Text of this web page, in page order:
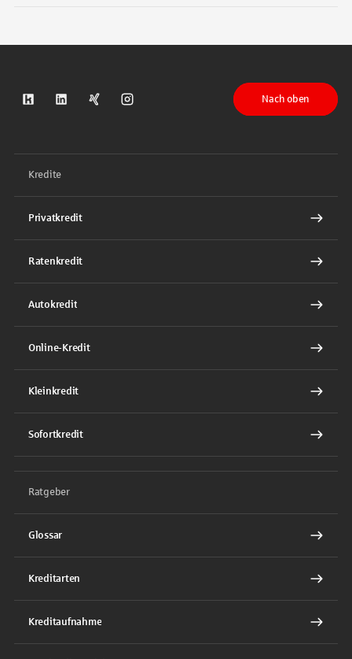
S-Kreditpartner auf Kununu
S-Kreditpartner auf LinkedIn
S-Kreditpartner auf Xing
S-Kreditpartner auf Instagram
Nach oben
Kredite
Privatkredit
Ratenkredit
Autokredit
Online-Kredit
Kleinkredit
Sofortkredit
Ratgeber
Glossar
Kreditarten
Kreditaufnahme